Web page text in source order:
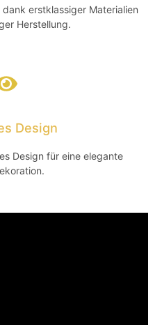
erstklassiger Materialien
Herstellung.
Design
Design für eine elegante